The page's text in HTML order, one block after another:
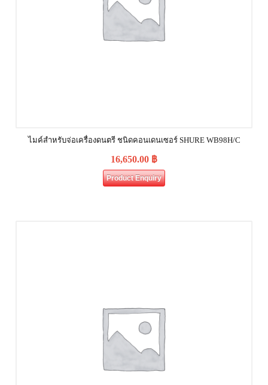
ไมค์สำหรับจ่อเครื่องดนตรี ชนิดคอนเดนเซอร์ SHURE WB98H/C
16,650.00 ฿
Product Enquiry